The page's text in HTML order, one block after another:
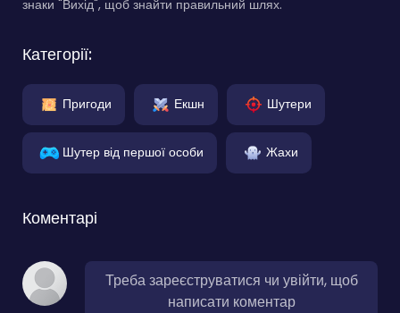
знаки "Вихід", щоб знайти правильний шлях.
Категорії:
Пригоди Екшн Шутери
Шутер від першої особи Жахи
Коментарі
Треба зареєструватися чи увійти, щоб
написати коментар